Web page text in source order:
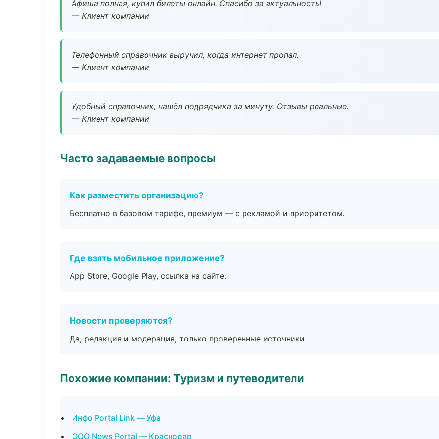
Афиша полная, купил билеты онлайн. Спасибо за актуальность!
— Клиент компании
Телефонный справочник выручил, когда интернет пропал.
— Клиент компании
Удобный справочник, нашёл подрядчика за минуту. Отзывы реальные.
— Клиент компании
Часто задаваемые вопросы
Как разместить организацию?
Бесплатно в базовом тарифе, премиум — с рекламой и приоритетом.
Где взять мобильное приложение?
App Store, Google Play, ссылка на сайте.
Новости проверяются?
Да, редакция и модерация, только проверенные источники.
Похожие компании: Туризм и путеводители
Инфо Portal Link — Уфа
ООО News Portal — Краснодар